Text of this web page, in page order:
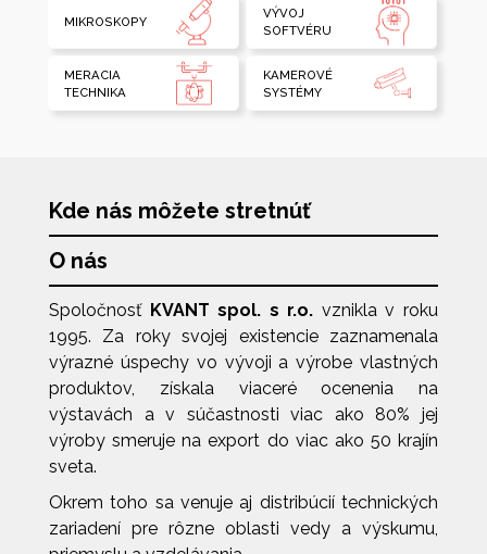
MIKROSKOPY
VÝVOJ
SOFTVÉRU
MERACIA
TECHNIKA
KAMEROVÉ
SYSTÉMY
Kde nás môžete stretnúť
O nás
Spoločnosť KVANT spol. s r.o. vznikla v roku
1995. Za roky svojej existencie zaznamenala
výrazné úspechy vo vývoji a výrobe vlastných
produktov, získala viaceré ocenenia na
výstavách a v súčastnosti viac ako 80% jej
výroby smeruje na export do viac ako 50 krajín
sveta.
Okrem toho sa venuje aj distribúcií technických
zariadení pre rôzne oblasti vedy a výskumu,